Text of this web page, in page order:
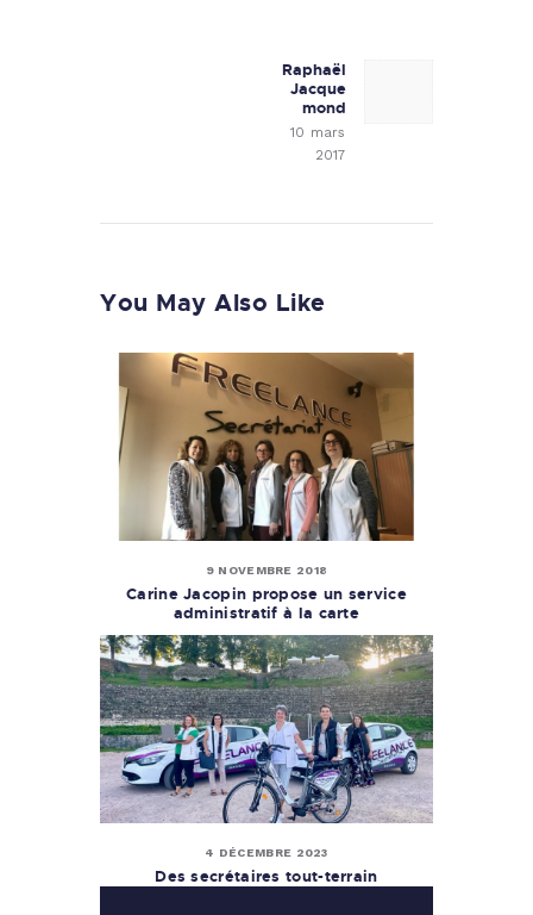
Raphaël
Jacque
mond
10 mars
2017
You May Also Like
9 NOVEMBRE 2018
Carine Jacopin propose un service
administratif à la carte
4 DÉCEMBRE 2023
Des secrétaires tout-terrain